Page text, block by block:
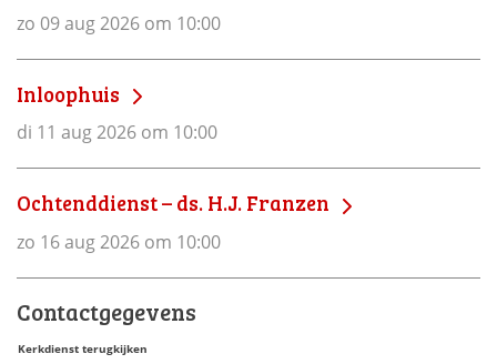
zo 09 aug 2026 om 10:00
Inloophuis
di 11 aug 2026 om 10:00
Ochtenddienst – ds. H.J. Franzen
zo 16 aug 2026 om 10:00
Contactgegevens
Kerkdienst terugkijken